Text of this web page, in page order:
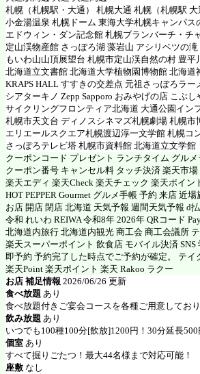
札幌（札幌駅・大通） 札幌大通 札幌（札幌駅
小金湯温泉 札幌ドーム 東海大学札幌キャンパス
エドウィン・ダン記念館 札幌ブランバーチ・チ
定山渓物産館 さっぽろ湖 藻岩山 アシリベツの
もいわ山山頂展望台 札幌市定山渓自然の村 豊
北海道立文書館 北海道大学植物園博物館 北海道
KRAPS HALL すすきの交差点 元祖さっぽろラ
シアターキノ Zepp Sapporo おみやげの店 こぶ
サイクリングフロンティア北海道 大通公園イ
札幌市天文台 ディノスシネマズ札幌劇場 札幌市
エリエールスクエア札幌渡辺淳一文学館 札幌コ
さっぽろテレビ塔 札幌市資料館 北海道立文学館
クーポンコード プレゼント ランチタイム グル
クーポン番号 キャンセル料 タッチ決済 楽天市
楽天エディ 楽天Check 楽天チェック 楽天ポイン
HOT PEPPER Gourmet グルメ手帳 予約 来店 近
お店 開店 閉店 北海道 天気予報 週間天気予報 d
令和 れいわ REIWA 令和8年 2026年 QRコード
北海道内旅行 北海道内観光 商工会 商工会議所
楽天スーパーポイント 飲食店 モバイル決済 SNS
即予約 予約完了した時点でご予約が確定。 テ
楽天Point 楽天ポイント 楽天 Rakoo ラクー
お店 補足情報 2026/06/26 更新
食べ放題 あり
食べ放題付きご宴会コースを各種ご用意してお
飲み放題 あり
いつでも100種100分[飲放]1200円！30分延長
個室 あり
すべて掘りごたつ！最大44名様まで対応可能！
座敷 なし